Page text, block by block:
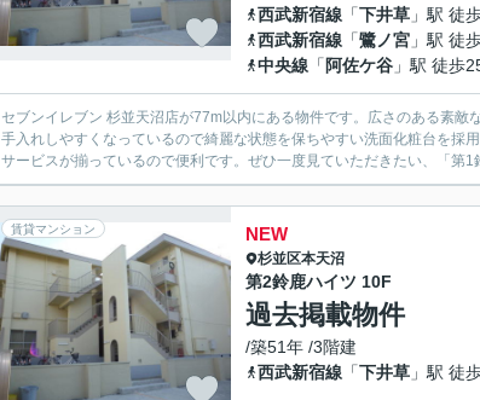
西武新宿線 「下井草 」駅 徒
西武新宿線 「鷺ノ宮 」駅 徒
中央線 「 阿佐ケ谷 」駅 徒歩
セブンイレブン 杉並天沼店が77m以内にある物件です。広さのある素
手入れしやすくなっているので綺麗な状態を保ちやすい洗面化粧台を採
サービスが揃っているので便利です。ぜひ一度見ていただきたい、「第
賃貸マンション NEW
杉並区本天沼
第2鈴鹿ハイツ 10F
過去掲載物件
/築51年 /3階建
西武新宿線 「下井草 」駅 徒